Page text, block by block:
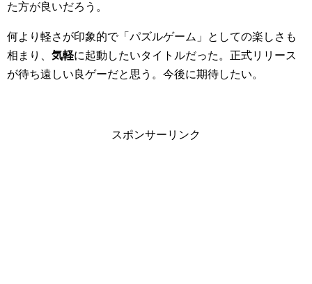
た方が良いだろう。
何より軽さが印象的で「パズルゲーム」としての楽しさも
相まり、 気軽に起動したいタイトルだった。正式リリース
が待ち遠しい良ゲーだと思う。今後に期待したい。
スポンサーリンク